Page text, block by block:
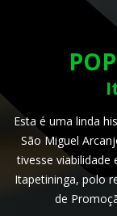
Esta é uma linda
São Miguel
tivesse viabilidade
Itapetininga, polo
de